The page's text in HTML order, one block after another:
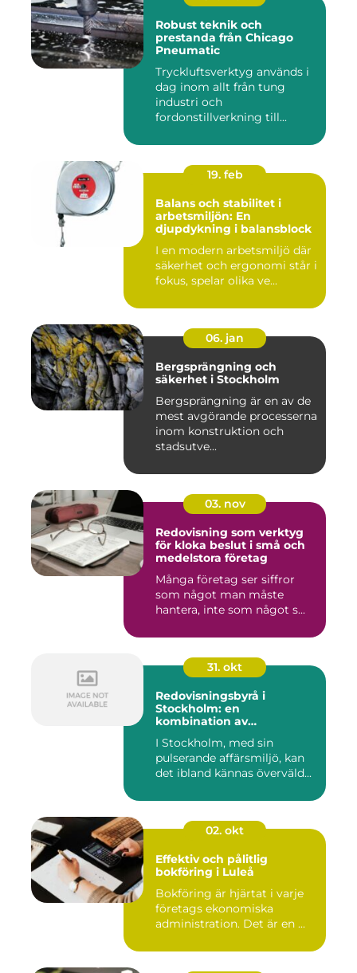
Robust teknik och
prestanda från Chicago
Pneumatic
Tryckluftsverktyg används i
dag inom allt från tung
industri och
fordonstillverkning till...
19. feb
Balans och stabilitet i
arbetsmiljön: En
djupdykning i balansblock
I en modern arbetsmiljö där
säkerhet och ergonomi står i
fokus, spelar olika ve...
06. jan
Bergsprängning och
säkerhet i Stockholm
Bergsprängning är en av de
mest avgörande processerna
inom konstruktion och
stadsutve...
03. nov
Redovisning som verktyg
för kloka beslut i små och
medelstora företag
Många företag ser siffror
som något man måste
hantera, inte som något s...
31. okt
Redovisningsbyrå i
Stockholm: en
kombination av
personlig service
I Stockholm, med sin
pulserande affärsmiljö, kan
det ibland kännas överväld...
02. okt
Effektiv och pålitlig
bokföring i Luleå
Bokföring är hjärtat i varje
företags ekonomiska
administration. Det är en ...